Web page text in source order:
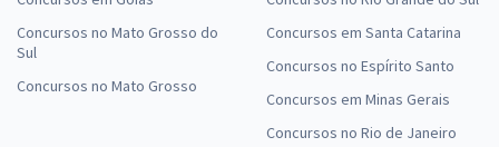
Concursos no Mato Grosso do
Sul
Concursos no Mato Grosso
Concursos em Santa Catarina
Concursos no Espírito Santo
Concursos em Minas Gerais
Concursos no Rio de Janeiro